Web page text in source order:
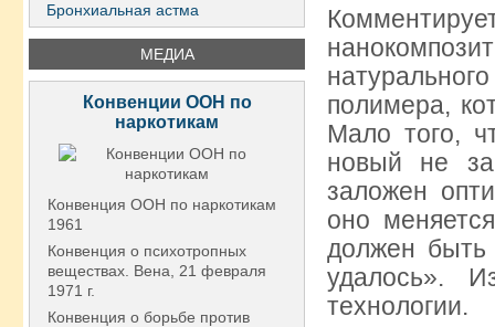
Бронхиальная астма
МЕДИА
Конвенции ООН по
наркотикам
Конвенция ООН по наркотикам
1961
Конвенция о психотропных
веществах. Вена, 21 февраля
1971 г.
Конвенция о борьбе против
полимера,
Мало того,
новый не
заложен
оно
должен
удалось».
технологии.